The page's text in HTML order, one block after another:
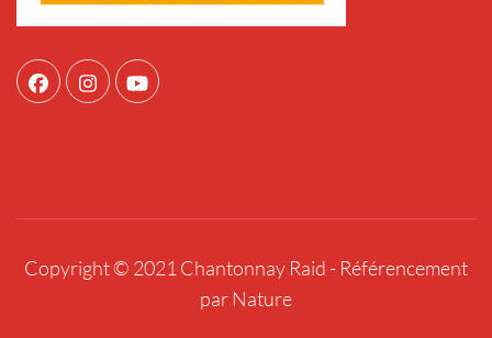
Copyright © 2021 Chantonnay Raid - Référencement
par Nature